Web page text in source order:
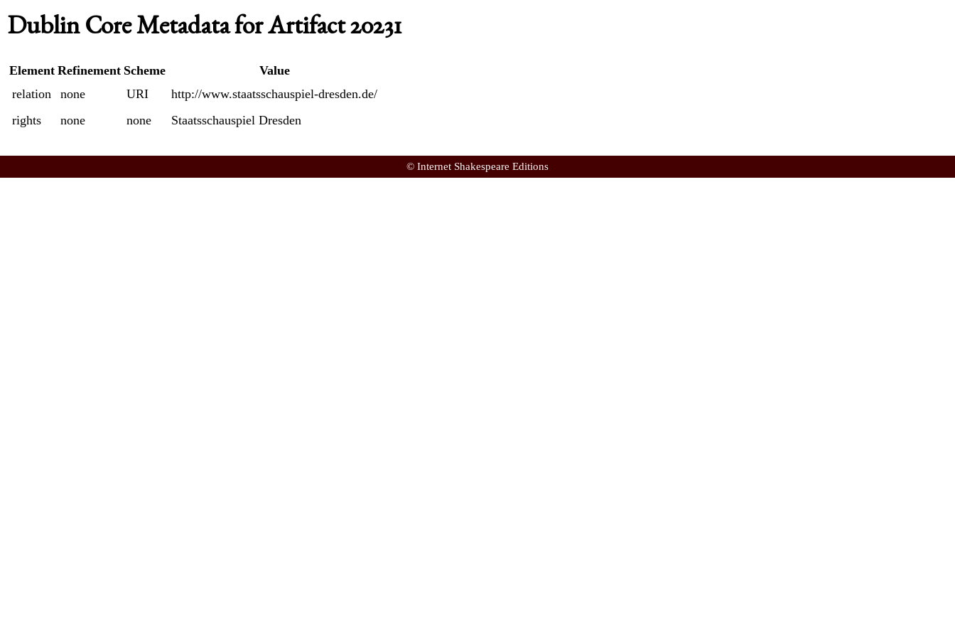
Dublin Core Metadata for Artifact 20231
Element Refinement Scheme
Value
relation
none URI
http://www.staatsschauspiel-dresden.de/
rights
none none Staatsschauspiel Dresden
© Internet Shakespeare Editions